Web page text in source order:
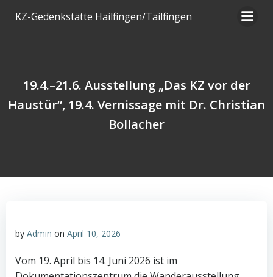
Inhalt
KZ-Gedenkstätte Hailfingen/Tailfingen
19.4.–21.6. Ausstellung „Das KZ vor der
Haustür“, 19.4. Vernissage mit Dr. Christian
Bollacher
by Admin on April 10, 2026
Vom 19. April bis 14. Juni 2026 ist im